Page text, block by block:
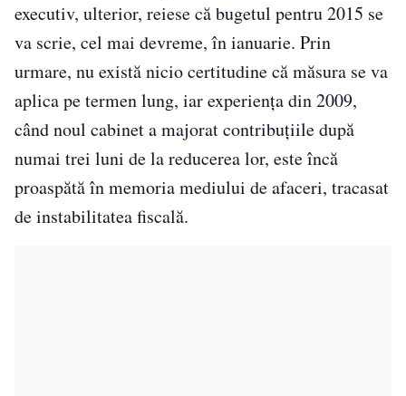
executiv, ulterior, reiese că bugetul pentru 2015 se
va scrie, cel mai devreme, în ianuarie. Prin
urmare, nu există nicio certitudine că măsura se va
aplica pe termen lung, iar experienţa din 2009,
când noul cabinet a majorat contribuţiile după
numai trei luni de la reducerea lor, este încă
proaspătă în memoria mediului de afaceri, tracasat
de instabilitatea fiscală.